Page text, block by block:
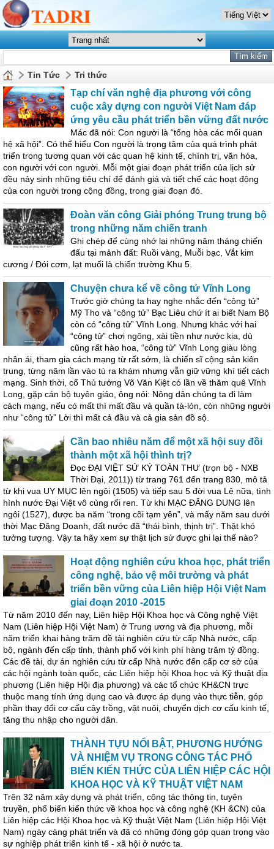
Tin Tức Tri thức
Tạp chí văn nghệ địa phương với công
cuộc xây dựng con người Việt Nam đáp
ứng yêu cầu phát triển bền vững đất nước
Mác đã nói: Con người là “tổng hòa các mối quan
hệ xã hội”. Có thể hiểu Con người là trọng tâm của quá trình phát
triển trong tương quan với các quan hệ kinh tế, chính trị, văn hóa,
con người với con người. Mỗi một giai đoạn phát triển của lịch sử
đều nảy sinh những tiêu chí để đánh giá và tiết chế các hoạt động
của con người trong cộng đồng, trong giai đoạn đó.
Đoàn văn công Giải phóng Trung trung bộ
trong những năm chiến tranh
Ghi chép để cùng nhớ lại những năm tháng chiến
đấu tại mảnh đất: Ruồi vàng, Muỗi bạc, Vắt kim
cương / Đói cơm, lạt muối là chiến trường Khu 5.
Chuyện chưa kể về công tử Vĩnh Long
Trước giờ chúng ta hay nghe nhắc đến “công tử”
Mỹ Tho và “công tử” Bạc Liêu chứ ít ai biết Nam Bộ
còn có “công tử” Vĩnh Long. Nhưng khác với hai
“công tử” chơi ngông, xài tiền như nước kia, dù
cũng rất hào hoa, “công tử” Vĩnh Long giàu lòng
nhân ái, tham gia cách mạng từ rất sớm, là chiến sĩ cộng sản kiên
trung, từng năm lần vào tù ra khám nhưng vẫn giữ vững khí tiết cách
mạng. Sinh thời, cố Thủ tướng Võ Văn Kiệt có lần về thăm quê Vĩnh
Long, gặp cán bộ tuyên giáo, ông nói: Nông dân chúng ta đi làm
cách mạng, nếu có mất thì mất đầu và quần tà-lỏn, còn những người
như “công tử” Lời thì mất cả đầu và cả gia sản đồ sộ.
Cần bao nhiêu năm để một xã hội suy đồi
thành một xã hội thình trị?
Đọc ĐẠI VIỆT SỬ KÝ TOÀN THƯ (trọn bộ - NXB
Thời Đại, 2011)) từ trang 761 đến trang 830, mô tả
từ khi vua UY MỤC lên ngôi (1505) và tiếp sau 5 đời vua Lê nữa, tình
hình nước Đại Việt vô cùng rối ren. Từ khi MẠC ĐĂNG DUNG lên
ngôi (1527), được ba năm “trong cõi tạm yên”, và mấy năm sau dưới
thời Mạc Đăng Doanh, đất nước đã “thái bình, thịnh trị”. Thật khó
tưởng tượng. Vậy ta hãy xem sự thật lịch sử được ghi lại thế nào?
Hoạt động nghiên cứu khoa học, phát triển
công nghệ, bảo vệ môi trường và phát
triển bền vững của Liên hiệp Hội Việt Nam
giai đoạn 2010 -2015
Từ năm 2010 đến nay, Liên hiệp Hội Khoa học và Công nghệ Việt
Nam (Liên hiệp Hội Việt Nam) ở Trung ương và địa phương, mỗi
năm triển khai hàng trăm đề tài nghiên cứu từ cấp Nhà nước, cấp
bộ, ngành đến cấp tỉnh, thành phố với kinh phí hàng trăm tỷ đồng.
Các đề tài, dự án nghiên cứu từ cấp Nhà nước đến cấp cơ sở của
các hội ngành toàn quốc, các Liên hiệp hội Khoa học và Kỹ thuật địa
phương (Liên hiệp Hội địa phương) và các tổ chức KH&CN trực
thuộc mang tính ứng dụng cao và được áp dụng vào thực tiễn, góp
phần thay đổi cơ cấu cây trồng, vật nuôi, chuyển dịch cơ cấu kinh tế,
tăng thu nhập cho người dân.
THÀNH TỰU NỔI BẬT, PHƯƠNG HƯỚNG
VÀ NHIỆM VỤ TRONG CÔNG TÁC PHỔ
BIẾN KIẾN THỨC CỦA LIÊN HIỆP CÁC HỘI
KHOA HỌC VÀ KỸ THUẬT VIỆT NAM
Trên 32 năm xây dựng và phát triển, công tác thông tin, tuyên
truyền, phổ biến kiến thức về khoa học và công nghệ (KH &CN) của
Liên hiệp các Hội Khoa học và Kỹ thuật Việt Nam (Liên hiệp Hội Việt
Nam) ngày càng phát triển và đã có những đóng góp quan trọng vào
sự nghiệp phát triển kinh tế - xã hội ở nước ta.